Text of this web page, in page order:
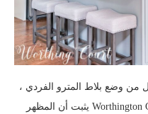
من وضع بلاط المترو الفردي ،
فإن هذا المطبخ المريح من Worthington Court يثبت أن المظهر